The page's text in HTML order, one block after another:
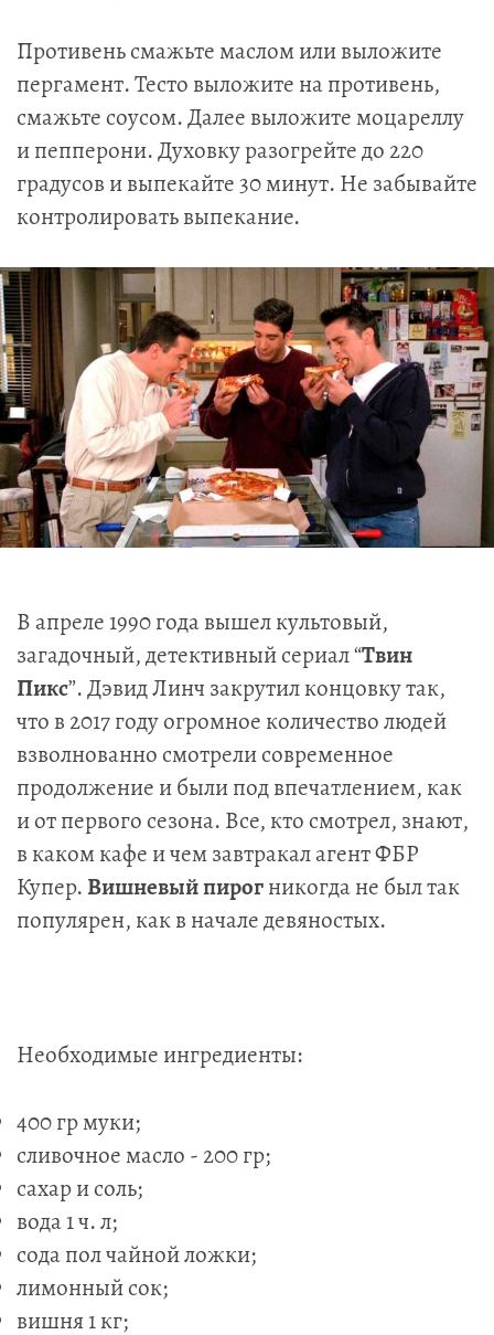
Противень смажьте маслом или выложите
пергамент. Тесто выложите на противень,
смажьте соусом. Далее выложите моцареллу
и пепперони. Духовку разогрейте до 220
градусов и выпекайте 30 минут. Не забывайте
контролировать выпекание.
В апреле 1990 года вышел культовый,
загадочный, детективный сериал “Твин
Пикс”. Дэвид Линч закрутил концовку так,
что в 2017 году огромное количество людей
взволнованно смотрели современное
продолжение и были под впечатлением, как
и от первого сезона. Все, кто смотрел, знают,
в каком кафе и чем завтракал агент ФБР
Купер.Вишневый пирогникогда не был так
популярен, как в начале девяностых.
Необходимые ингредиенты:
400 гр муки;
сливочное масло - 200 гр;
сахар и соль;
вода 1 ч. л;
сода пол чайной ложки;
лимонный сок;
вишня 1 кг;